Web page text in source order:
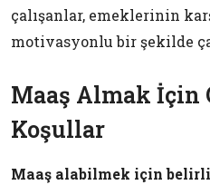
çalışanlar, emeklerinin
motivasyonlu bir şekilde
Maaş Almak İçin
Koşullar
Maaş alabilmek için